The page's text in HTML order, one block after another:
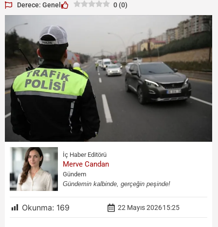
Derece: Genel 0 (0)
İç Haber Editörü
Merve Candan
Gündem
Gündemin kalbinde, gerçeğin peşinde!
Okunma: 169 22 Mayıs 202615:25